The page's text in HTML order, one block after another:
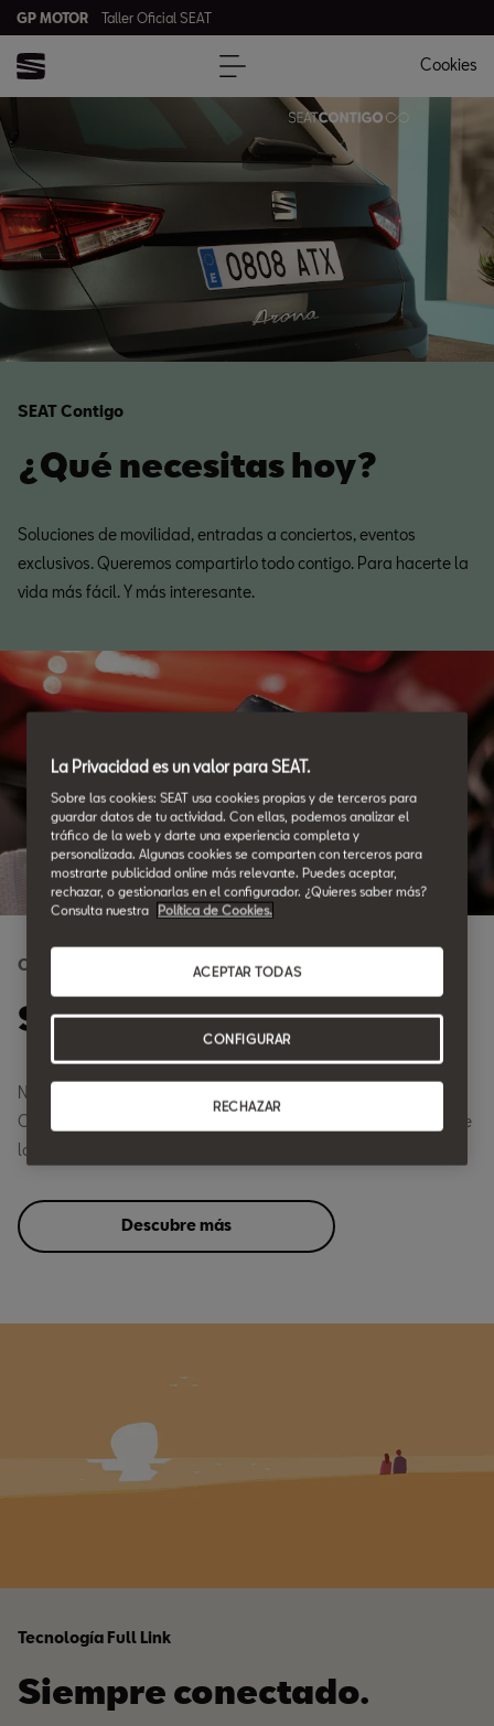
GP MOTOR Taller Oficial SEAT
Cookies
SEAT Contigo
¿Qué necesitas hoy?
Soluciones de movilidad, entradas a conciertos, eventos
exclusivos. Queremos compartirlo todo contigo. Para hacerte la
vida más fácil. Y más interesante.
Conectividad total
SEAT CONNECT.
Nunca has tenido una relación tan cercana con tu coche.
Conecta con él a través del móvil para disfrutar todavía más de
la movilidad con SEAT.
Descubre más
Tecnología Full Link
Siempre conectado.
La Privacidad es un valor para SEAT.
Sobre las cookies: SEAT usa cookies propias y de terceros para
guardar datos de tu actividad. Con ellas, podemos analizar el
tráfico de la web y darte una experiencia completa y
personalizada. Algunas cookies se comparten con terceros para
mostrarte publicidad online más relevante. Puedes aceptar,
rechazar, o gestionarlas en el configurador. ¿Quieres saber más?
Consulta nuestra
Política de Cookies.
RECHAZAR
ACEPTAR TODAS
CONFIGURAR